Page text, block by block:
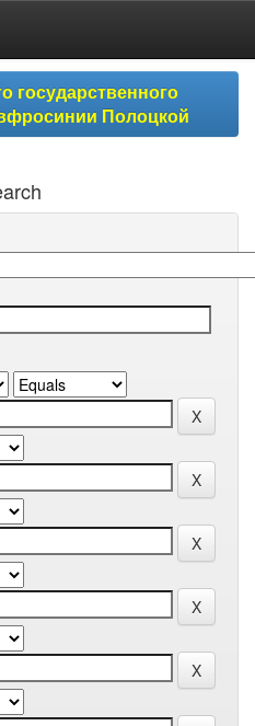
государственного
Полоцкой